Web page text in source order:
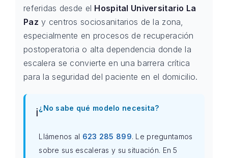
referidas desde el Hospital Universitario La
Paz y centros sociosanitarios de la zona,
especialmente en procesos de recuperación
postoperatoria o alta dependencia donde la
escalera se convierte en una barrera crítica
para la seguridad del paciente en el domicilio.
ℹ️¿No sabe qué modelo necesita?
Llámenos al 623 285 899. Le preguntamos
sobre sus escaleras y su situación. En 5